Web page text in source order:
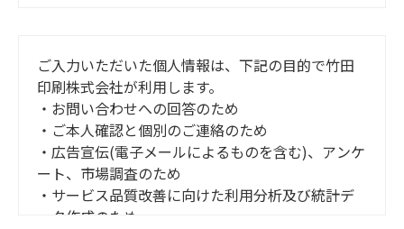
ご入力いただいた個人情報は、下記の目的で竹田
印刷株式会社が利用します。
・お問い合わせへの回答のため
・ご本人確認と個別のご連絡のため
・広告宣伝(電子メールによるものを含む)、アンケ
ート、市場調査のため
・サービス品質改善に向けた利用分析及び統計デ
ータ作成のため